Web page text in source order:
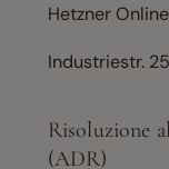
Hetzner
Industriestr.
Risoluzione
(ADR)